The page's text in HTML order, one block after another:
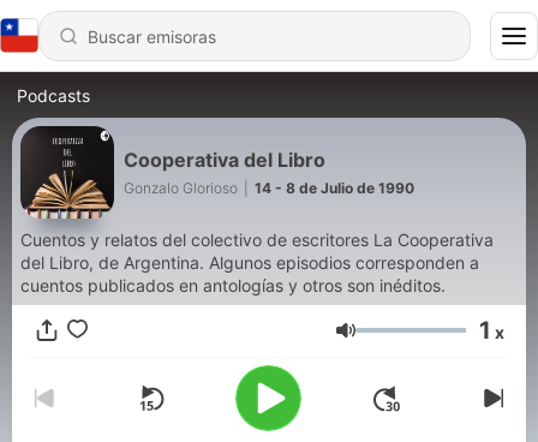
Podcasts
Cooperativa del Libro
Gonzalo Glorioso 14 - 8 de Julio de 1990
Cuentos y relatos del colectivo de escritores La Cooperativa
del Libro, de Argentina. Algunos episodios corresponden a
cuentos publicados en antologías y otros son inéditos.
Volumen 1 x